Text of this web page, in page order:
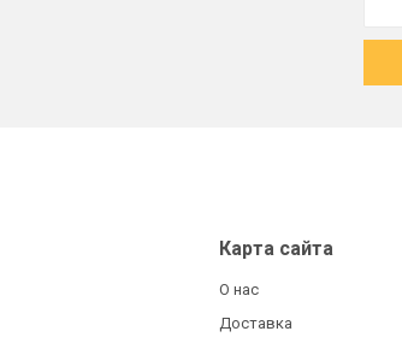
Карта сайта
О нас
Доставка